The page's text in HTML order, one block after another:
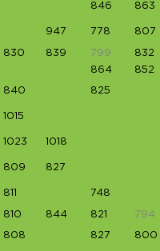
846 863
947 778 807
830 839 799 832
864 852
840 825
1015
1023 1018
809 827
811 748
810 844 821 794
808 827 800